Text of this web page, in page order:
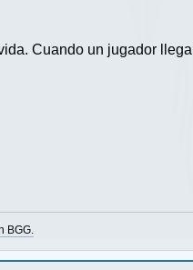
Cuando un jugador
BGG.